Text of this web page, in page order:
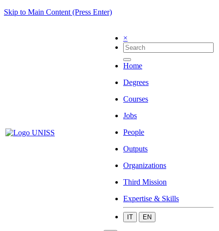
Skip to Main Content (Press Enter)
×
Home
Degrees
Courses
Jobs
People
Outputs
Organizations
Third Mission
Expertise & Skills
IT EN